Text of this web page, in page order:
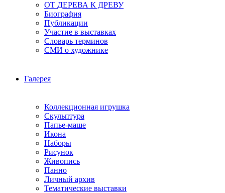
ОТ ДЕРЕВА К ДРЕВУ
Биография
Публикации
Участие в выставках
Словарь терминов
СМИ о художнике
Галерея
Коллекционная игрушка
Скульптура
Папье-маше
Икона
Наборы
Рисунок
Живопись
Панно
Личный архив
Тематические выставки